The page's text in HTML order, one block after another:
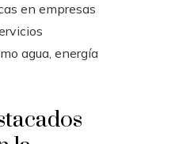
en empresas
agua, energía